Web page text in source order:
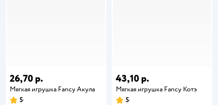
26,70 р.
Мягкая игрушка Fancy Акула
5
43,10 р.
Мягкая игрушка Fancy Котэ
5